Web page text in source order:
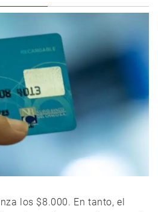
los $8.000. En tanto, el